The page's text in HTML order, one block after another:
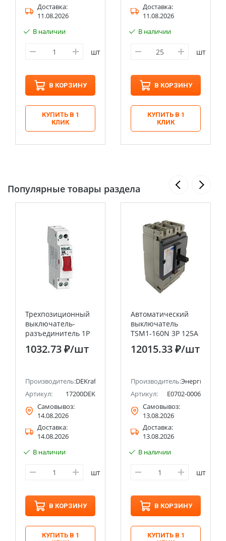
Доставка:
11.08.2026
В наличии
шт
В КОРЗИНУ
КУПИТЬ В 1
КЛИК
Доставка:
11.08.2026
В наличии
шт
В КОРЗИНУ
КУПИТЬ В 1
КЛИК
Популярные товары раздела
Трехпозиционный
выключатель-
разъединитель 1P
16A ВР-103 DEKraft
1032.73 ₽/шт
Производитель:DEKraft
Артикул:
17200DEK
Самовывоз:
14.08.2026
Доставка:
14.08.2026
В наличии
шт
В КОРЗИНУ
КУПИТЬ В 1
Автоматический
выключатель
TSM1-160N 3P 125A
36кА ЭНЕРГИЯ
12015.33 ₽/шт
Производитель:Энергия
Артикул:
Е0702-0006
Самовывоз:
13.08.2026
Доставка:
13.08.2026
В наличии
шт
В КОРЗИНУ
КУПИТЬ В 1